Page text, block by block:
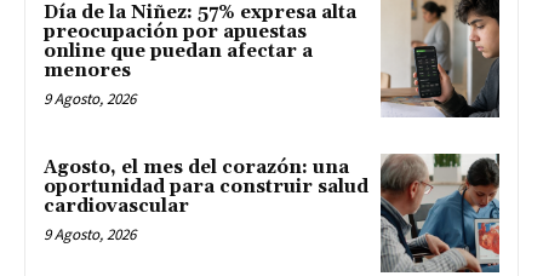
Día de la Niñez: 57% expresa alta
preocupación por apuestas
online que puedan afectar a
menores
9 Agosto, 2026
Agosto, el mes del corazón: una
oportunidad para construir salud
cardiovascular
9 Agosto, 2026